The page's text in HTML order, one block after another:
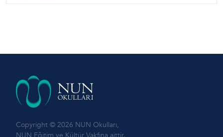
Copyright © 2026 NUN Okulları,